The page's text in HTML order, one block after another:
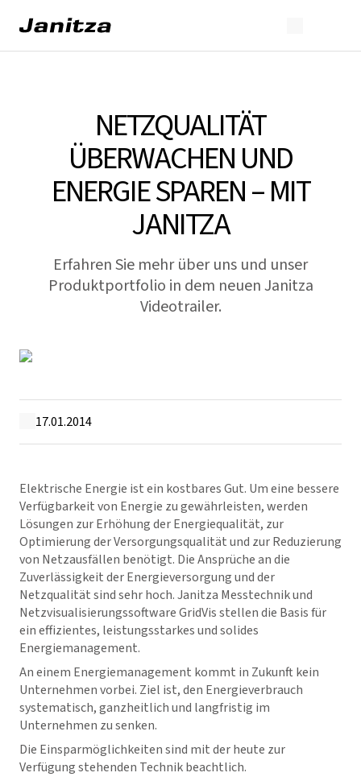
NETZQUALITÄT
ÜBERWACHEN UND
ENERGIE SPAREN – MIT
JANITZA
Erfahren Sie mehr über uns und unser
Produktportfolio in dem neuen Janitza
Videotrailer.
17.01.2014
Elektrische Energie ist ein kostbares Gut. Um eine bessere
Verfügbarkeit von Energie zu gewährleisten, werden
Lösungen zur Erhöhung der Energiequalität, zur
Optimierung der Versorgungsqualität und zur Reduzierung
von Netzausfällen benötigt. Die Ansprüche an die
Zuverlässigkeit der Energieversorgung und der
Netzqualität sind sehr hoch. Janitza Messtechnik und
NetzvisualisierungssoftwareGridVisstellen die Basis für
ein effizientes, leistungsstarkes und solides
Energiemanagement.
An einem Energiemanagement kommt in Zukunft kein
Unternehmen vorbei. Ziel ist, den Energieverbrauch
systematisch, ganzheitlich und langfristig im
Unternehmen zu senken.
Die Einsparmöglichkeiten sind mit der heute zur
Verfügung stehenden Technik beachtlich.